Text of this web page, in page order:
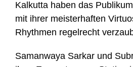
Kalkutta haben das
mit ihrer meisterhaften
Rhythmen regelrecht
Samanwaya Sarkar und